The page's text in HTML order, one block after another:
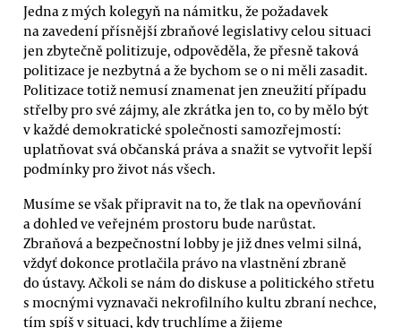
Jedna z mých kolegyň na námitku, že požadavek
na zavedení přísnější zbraňové legislativy celou situaci
jen zbytečně politizuje, odpověděla, že přesně taková
politizace je nezbytná a že bychom se o ni měli zasadit.
Politizace totiž nemusí znamenat jen zneužití případu
střelby pro své zájmy, ale zkrátka jen to, co by mělo být
v každé demokratické společnosti samozřejmostí:
uplatňovat svá občanská práva a snažit se vytvořit lepší
podmínky pro život nás všech.
Musíme se však připravit na to, že tlak na opevňování
a dohled ve veřejném prostoru bude narůstat.
Zbraňová a bezpečnostní lobby je již dnes velmi silná,
vždyť dokonce protlačila právo na vlastnění zbraně
do ústavy. Ačkoli se nám do diskuse a politického střetu
s mocnými vyznavači nekrofilního kultu zbraní nechce,
tím spíš v situaci, kdy truchlíme a žijeme